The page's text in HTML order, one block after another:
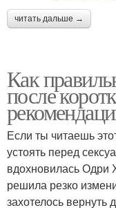
читать дальше →
Как
после
Если ты читаешь
устоять перед
вдохновилась Одри
решила резко
захотелось вернуть